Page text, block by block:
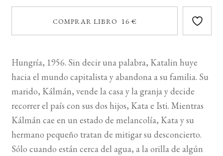
el
menú
hijo
CONTACTO
MI CUENTA
BUSCAR
LISTA DE LIBROS
COMPRAR LIBRO 16 €
Hungría, 1956. Sin decir una palabra, Katalin huye
hacia el mundo capitalista y abandona a su familia. Su
marido, Kálmán, vende la casa y la granja y decide
recorrer el país con sus dos hijos, Kata e Isti. Mientras
Kálmán cae en un estado de melancolía, Kata y su
hermano pequeño tratan de mitigar su desconcierto.
Sólo cuando están cerca del agua, a la orilla de algún